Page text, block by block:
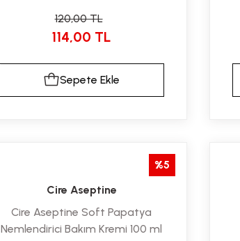
120,00 TL
114,00 TL
Sepete Ekle
%5
Cire Aseptine
Cire Aseptine Soft Papatya
Nemlendirici Bakım Kremi 100 ml